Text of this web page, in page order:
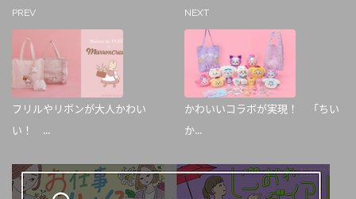
PREV
フリルやリボンが大人かわい
い！ ...
NEXT
かわいいコラボが実現！ 「ちい
か...